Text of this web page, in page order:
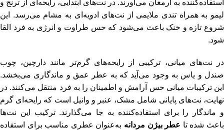
استفاده‌کننده به ارمغان می‌آورند. در نت‌های ابتدایی، رایحه‌ای از ترنج و
لیمو به همراه تندی ملایمی از نت‌های ادویه‌ای به مشام می‌رسد. این
شروع تازه و خنک باعث می‌شود که حس طراوت و انرژی به فرد القا
شود.
در نت‌های میانی، ترکیبی از رایحه‌های گرم‌تر مانند دارچین، چوب
صندل و یاس به وجود می‌آید که به عطر عمق و ماندگاری می‌بخشد.
این ترکیبات میانی حس آرامش و اطمینان را به فرد منتقل می‌کنند. در
نهایت، نت‌های پایانی شامل مشک، عنبر و وانیل است که رایحه‌ای گرم
و ماندگار را برای استفاده‌کننده به جا می‌گذارند. ترکیب این نت‌ها
باعث شده تا عطر بیژن مردانه به‌عنوان عطری مناسب برای استفاده